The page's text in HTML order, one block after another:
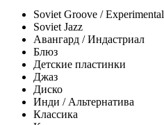
Soviet Groove / Experimental
Soviet Jazz
Авангард / Индастриал
Блюз
Детские пластинки
Джаз
Диско
Инди / Альтернатива
Классика